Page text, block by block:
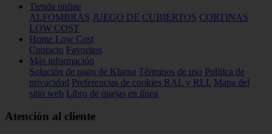
Tienda online
ALFOMBRAS JUEGO DE CUBIERTOS CORTINAS
LOW COST
Home Low Cost
Contacto Favoritos
Más información
Solución de pago de Klarna Términos de uso Política de
privacidad Preferencias de cookies RAL y RLL Mapa del
sitio web Libro de quejas en línea
Atención al cliente